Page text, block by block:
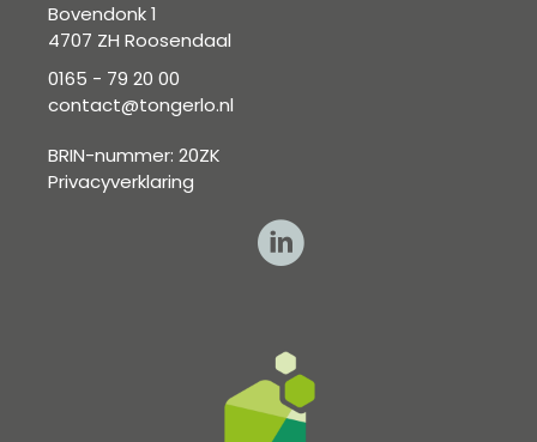
Bovendonk 1
4707 ZH Roosendaal
0165 - 79 20 00
contact@tongerlo.nl
BRIN-nummer: 20ZK
Privacyverklaring